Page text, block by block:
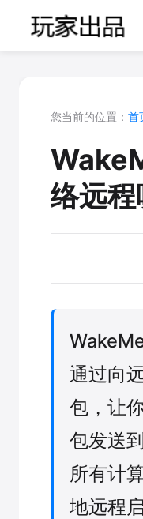
您当前的位置： 首
络远
通过向
包，让
包发送
所有计
地远程